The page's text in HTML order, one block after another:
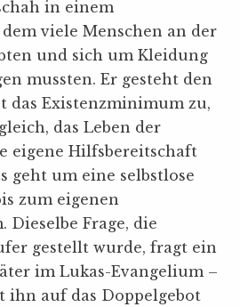
in einem
viele Menschen an der
und sich um Kleidung
mussten. Er gesteht den
das Existenzminimum zu,
das Leben der
eigene Hilfsbereitschaft
geht um eine selbstlose
zum eigenen
Dieselbe Frage, die
gestellt wurde, fragt ein
im Lukas-Evangelium –
ihn auf das Doppelgebot